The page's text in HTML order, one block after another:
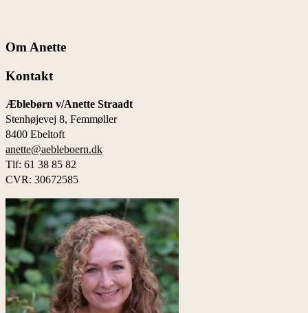
Om Anette
Kontakt
Æblebørn v/Anette Straadt
Stenhøjevej 8, Femmøller
8400 Ebeltoft
anette@aebleboern.dk
Tlf: 61 38 85 82
CVR: 30672585